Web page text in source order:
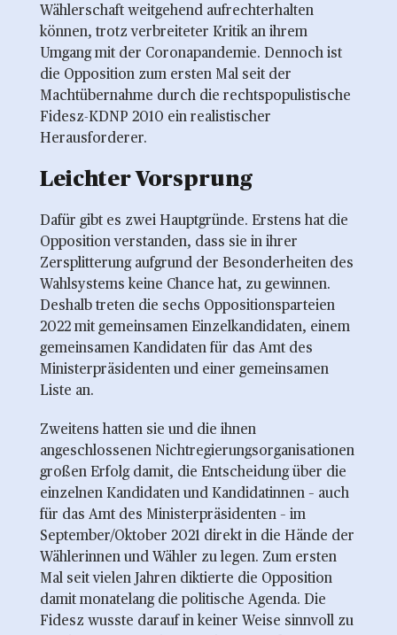
Wählerschaft weitgehend aufrechterhalten
können, trotz verbreiteter Kritik an ihrem
Umgang mit der Coronapandemie. Dennoch ist
die Opposition zum ersten Mal seit der
Machtübernahme durch die rechtspopulistische
Fidesz-KDNP 2010 ein realistischer
Herausforderer.
Leichter Vorsprung
Dafür gibt es zwei Hauptgründe. Erstens hat die
Opposition verstanden, dass sie in ihrer
Zersplitterung aufgrund der Besonderheiten des
Wahlsystems keine Chance hat, zu gewinnen.
Deshalb treten die sechs Oppositionsparteien
2022 mit gemeinsamen Einzelkandidaten, einem
gemeinsamen Kandidaten für das Amt des
Ministerpräsidenten und einer gemeinsamen
Liste an.
Zweitens hatten sie und die ihnen
angeschlossenen Nichtregierungsorganisationen
großen Erfolg damit, die Entscheidung über die
einzelnen Kandidaten und Kandidatinnen – auch
für das Amt des Ministerpräsidenten – im
September/Oktober 2021 direkt in die Hände der
Wählerinnen und Wähler zu legen. Zum ersten
Mal seit vielen Jahren diktierte die Opposition
damit monatelang die politische Agenda. Die
Fidesz wusste darauf in keiner Weise sinnvoll zu